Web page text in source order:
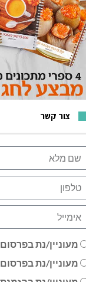
צור קשר
מעוניין/נת
מעוניין/נת